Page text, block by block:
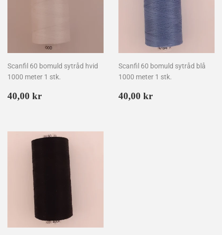
Scanfil 60 bomuld sytråd hvid
1000 meter 1 stk.
Normalpris
40,00 kr
Scanfil 60 bomuld sytråd blå
1000 meter 1 stk.
Normalpris
40,00 kr